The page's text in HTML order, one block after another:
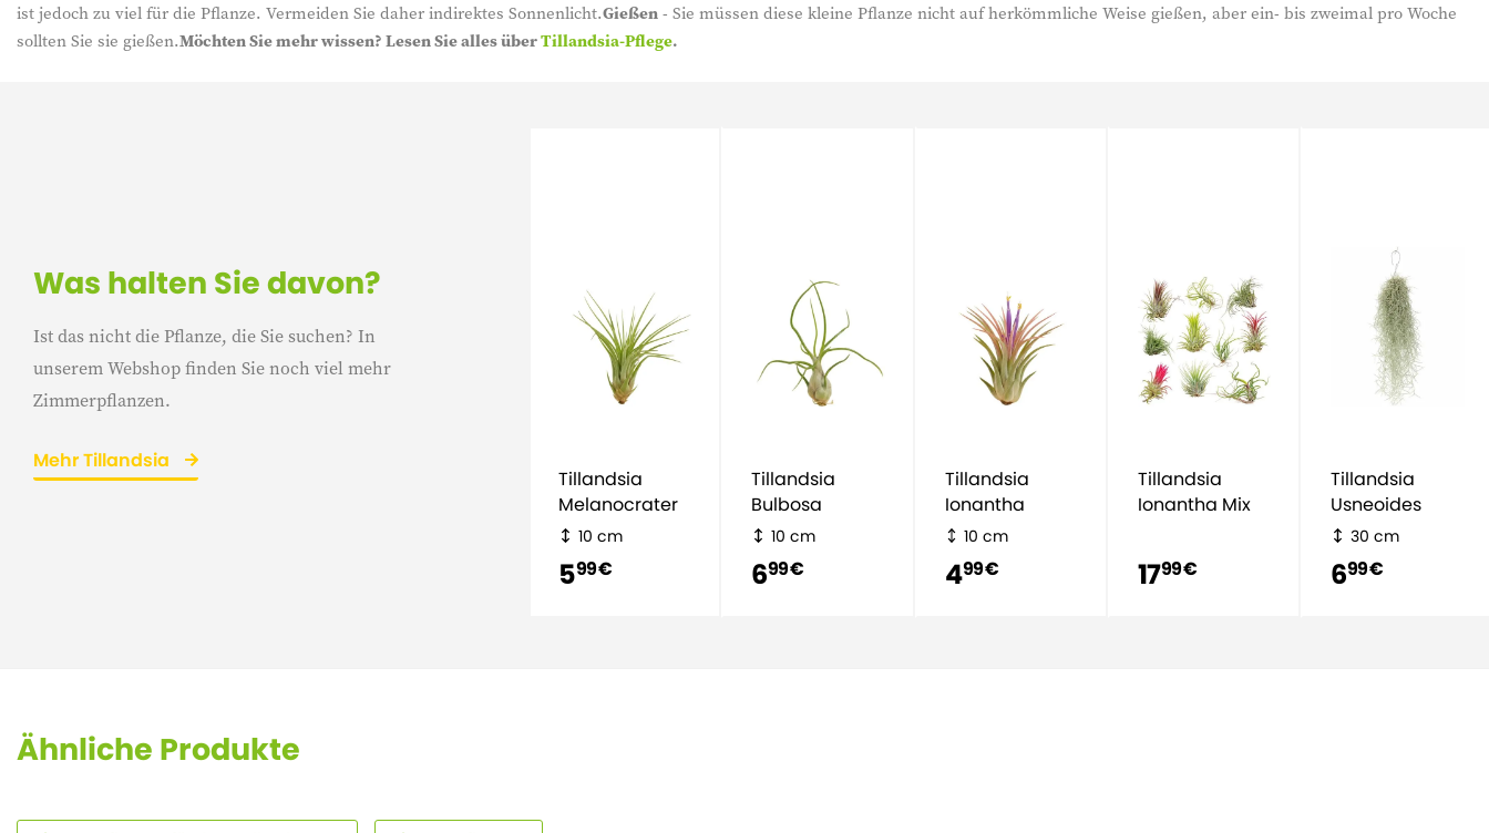
Was halten Sie davon?
Ist das nicht die Pflanze, die Sie suchen? In
unserem Webshop finden Sie noch viel mehr
Zimmerpflanzen.
Mehr Tillandsia
Tillandsia
Melanocrater
10 cm
599 €
Tillandsia
Bulbosa
10 cm
699 €
Tillandsia
Ionantha
10 cm
499 €
Tillandsia
Ionantha Mix
1799 €
Tillandsia
Usneoides
30 cm
699 €
Ähnliche Produkte
ist jedoch zu viel für die Pflanze. Vermeiden Sie daher indirektes Sonnenlicht.Gießen- Sie müssen diese kleine Pflanze nicht auf herkömmliche Weise gießen, aber ein- bis zweimal pro Woche
sollten Sie sie gießen.Möchten Sie mehr wissen? Lesen Sie alles überTillandsia-Pflege.